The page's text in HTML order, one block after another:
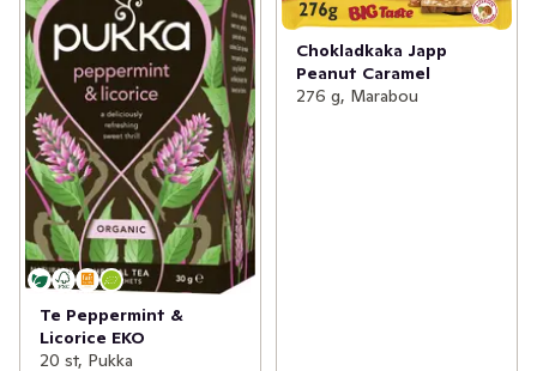
Te Peppermint &
Licorice EKO
20 st, Pukka
Chokladkaka Japp
Peanut Caramel
276 g, Marabou